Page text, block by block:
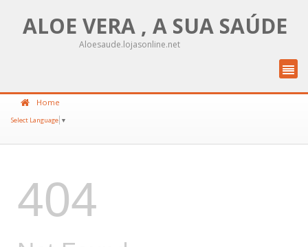
ALOE VERA , A SUA SAÚDE
Aloesaude.lojasonline.net
Home
Select Language ▼